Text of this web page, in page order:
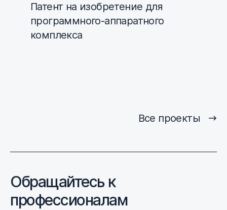
Патент на изобретение для
программного-аппаратного
комплекса
Все проекты
Обращайтесь к
профессионалам